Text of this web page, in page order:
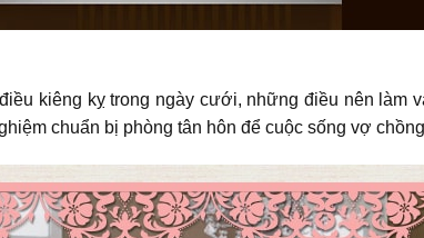
kiêng kỵ trong ngày cưới, những điều nên làm
chuẩn bị phòng tân hôn để cuộc sống vợ